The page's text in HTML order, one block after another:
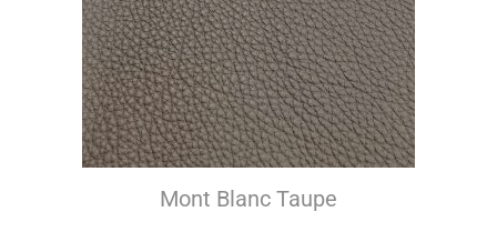
Mont Blanc Taupe